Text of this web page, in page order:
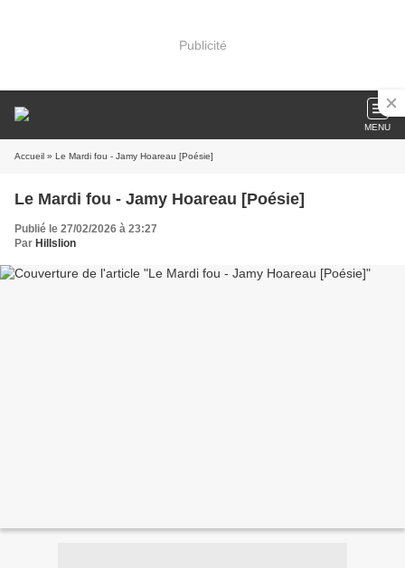
Publicité
MENU
Accueil » Le Mardi fou - Jamy Hoareau [Poésie]
Le Mardi fou - Jamy Hoareau [Poésie]
Publié le 27/02/2026 à 23:27
Par Hillslion